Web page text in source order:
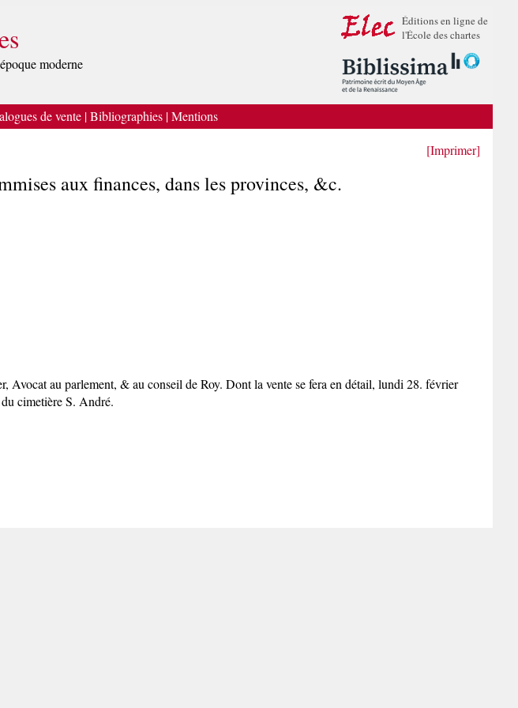
moderne
Éditions en ligne de
l'École des chartes
de vente |Bibliographies |Mentions
[Imprimer]
aux finances, dans les provinces, &c.
Avocat au parlement, & au conseil de Roy. Dont la vente se fera en détail, lundi 28. février
cimetière S. André.